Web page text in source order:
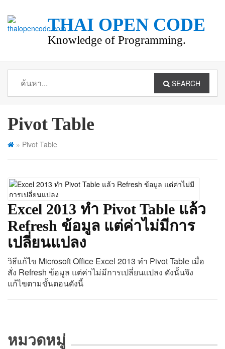
THAI OPEN CODE
Knowledge of Programming.
SEARCH
Pivot Table
» Pivot Table
Excel 2013 ทำ Pivot Table แล้ว
Refresh ข้อมูล แต่ค่าไม่มีการ
เปลี่ยนแปลง
วิธีแก้ไข Microsoft Office Excel 2013 ทำ Pivot Table เมื่อ
สั่ง Refresh ข้อมูล แต่ค่าไม่มีการเปลี่ยนแปลง ดังนั้นจึง
แก้ไขตามขั้นตอนดังนี้
หมวดหมู่